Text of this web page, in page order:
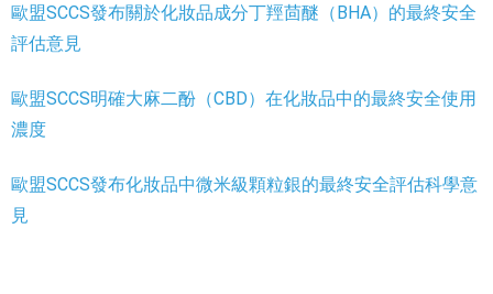
歐盟SCCS發布關於化妝品成分丁羥茴醚（BHA）的最終安全
評估意見
歐盟SCCS明確大麻二酚（CBD）在化妝品中的最終安全使用
濃度
歐盟SCCS發布化妝品中微米級顆粒銀的最終安全評估科學意
見